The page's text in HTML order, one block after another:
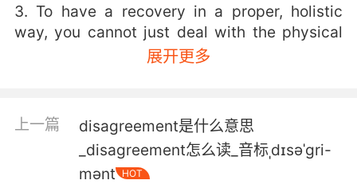
3. To have a recovery in a proper, holistic
way, you cannot just deal with the physical
disabilities, but there's more to the human
人类来说 除此以外 还有很多事需要关注
4. I disabled all the surveillance in here.
展开更多
上一篇
disagreement是什么意思
_disagreement怎么读_音标ˌdɪsəˈgri-
mənt
HOT